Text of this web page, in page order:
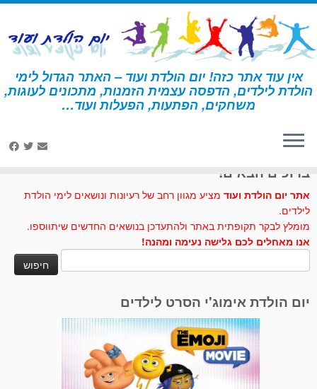
דלג
לתוכן
אין עוד אתר כזה! יום הולדת ועוד – האתר הגדול לימי
הולדת לילדים, הדפסה עצמית הזמנות, מתכונים לעוגות,
משחקים, הפתעות, הפעלות ועוד… דף הבית » קנגורו
ברוכים הבאים!
אתר יום הולדת ועוד מציע מגוון רחב של רעיונות ונושאים לימי הולדת
לילדים.
מומלץ לבקר תקופתית באתר ולהתעדכן בנושאים החדשים שיתווספו.
אנו מאחלים לכם גלישה נעימה ומהנה!
יום הולדת אימוג'י הסרט לילדים